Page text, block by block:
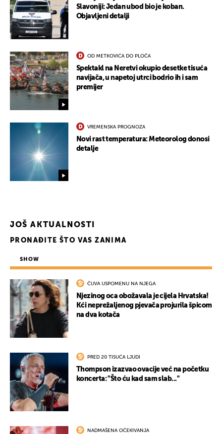
Slavoniji: Jedan ubod bio je koban.
Objavljeni detalji
OD METKOVIĆA DO PLOČA
Spektakl na Neretvi okupio desetke tisuća
navijača, u napetoj utrci bodrio ih i sam
premijer
VREMENSKA PROGNOZA
Novi rast temperatura: Meteorolog donosi
detalje
JOŠ AKTUALNOSTI
PRONAĐITE ŠTO VAS ZANIMA
SHOW
ČUVA USPOMENU NA NJEGA
Njezinog oca obožavala je cijela Hrvatska!
Kći neprežaljenog pjevača projurila špicom
na dva kotača
PRED 20 TISUĆA LJUDI
Thompson izazvao ovacije već na početku
koncerta: "Što ću kad sam slab..."
NADMAŠENA OČEKIVANJA
UKLJUČITE NOTIFIKACIJE